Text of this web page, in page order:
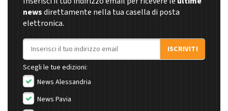
newsdirettamente nella tua casella di posta
elettronica.
Indirizzo email
ISCRIVITI
Scegli le tue edizioni:
News Alessandria
News Pavia